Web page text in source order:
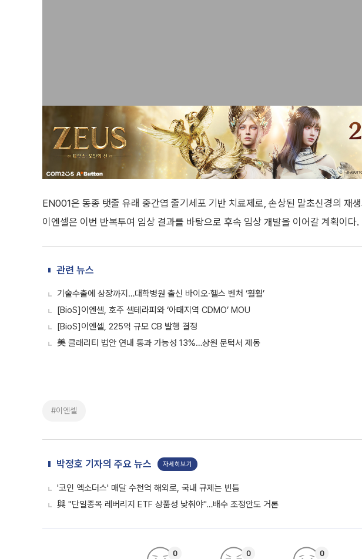
EN001은 동종 탯줄 유래 중간엽 줄기세포 기반 치료제로, 손상된 말초신경의 재
이엔셀은 이번 반복투여 임상 결과를 바탕으로 후속 임상 개발을 이어갈 계획이다.
관련 뉴스
기술수출에 상장까지…대학병원 출신 바이오·헬스 벤처 ‘훨훨’
[BioS]이엔셀, 호주 셀테라피와 ‘아태지역 CDMO’ MOU
[BioS]이엔셀, 225억 규모 CB 발행 결정
美 클래리티 법안 연내 통과 가능성 13%…상원 문턱서 제동
#이엔셀
박정호 기자의 주요 뉴스 자세히보기
'코인 엑소더스' 매달 수천억 해외로, 국내 규제는 빈틈
與 "단일종목 레버리지 ETF 상품성 낮춰야"…배수 조정안도 거론
0 0 0